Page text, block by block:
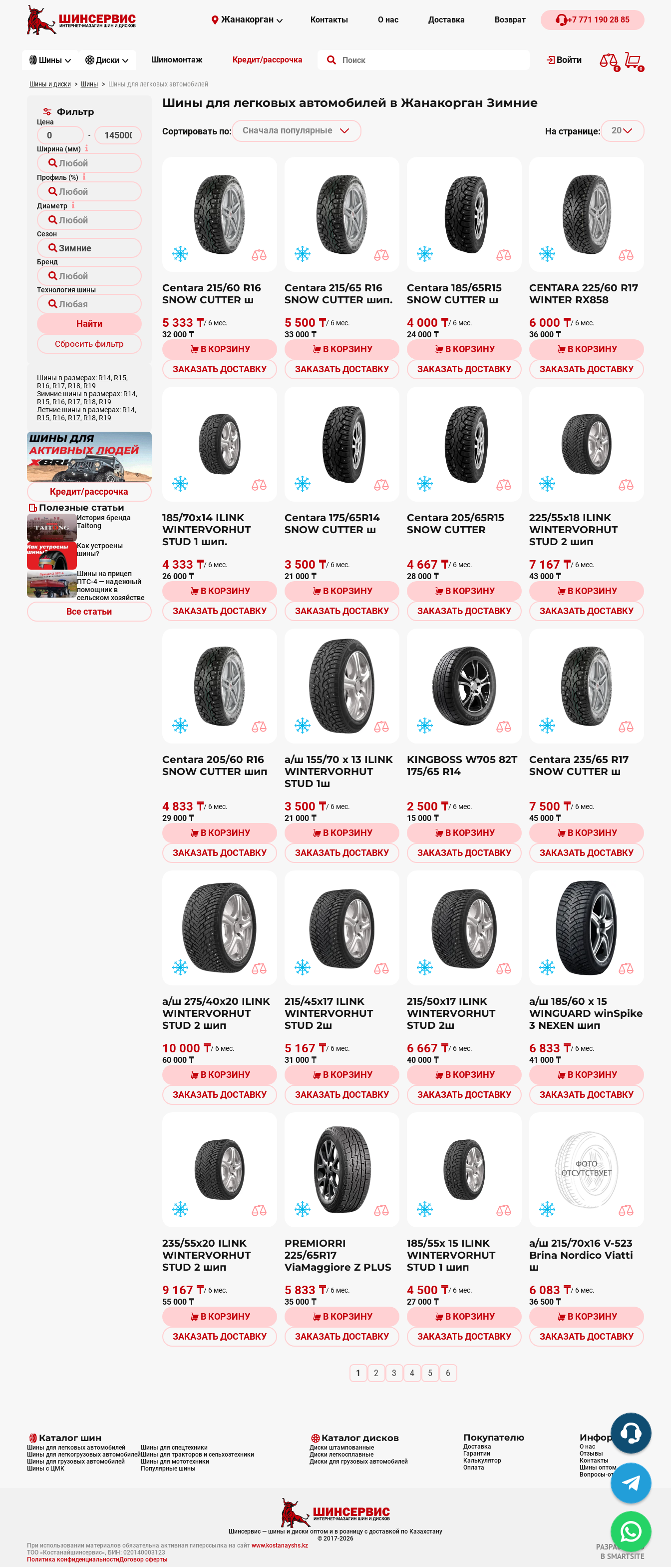
Жанакорган Контакты О нас Доставка Возврат +7 771 190 28 85
Шины Диски Шиномонтаж Кредит/рассрочка Войти
0 0
Шины и диски Шины Шины для легковых автомобилей
Фильтр
Цена
-
Ширина (мм)
Профиль (%)
Диаметр
Сезон
Бренд
Технология шины
Найти
Сбросить фильтр
Шины в размерах: R14, R15,
R16, R17, R18, R19
Зимние шины в размерах: R14,
R15, R16, R17, R18, R19
Летние шины в размерах: R14,
R15, R16, R17, R18, R19
Кредит/рассрочка
Полезные статьи
История бренда
Taitong
Как устроены
шины?
Шины на прицеп
ПТС-4 — надежный
помощник в
сельском хозяйстве
Все статьи
Шины для легковых автомобилей в Жанакорган Зимние
Сортировать по: Сначала популярные На странице: 20
Centara 215/60 R16
SNOW CUTTER ш
5 333 ₸/ 6 мес.
32 000 ₸
В КОРЗИНУ
ЗАКАЗАТЬ ДОСТАВКУ
Centara 215/65 R16
SNOW CUTTER шип.
5 500 ₸/ 6 мес.
33 000 ₸
В КОРЗИНУ
ЗАКАЗАТЬ ДОСТАВКУ
Centara 185/65R15
SNOW CUTTER ш
4 000 ₸/ 6 мес.
24 000 ₸
В КОРЗИНУ
ЗАКАЗАТЬ ДОСТАВКУ
CENTARA 225/60 R17
WINTER RX858
6 000 ₸/ 6 мес.
36 000 ₸
В КОРЗИНУ
ЗАКАЗАТЬ ДОСТАВКУ
185/70х14 ILINK
WINTERVORHUT
STUD 1 шип.
4 333 ₸/ 6 мес.
26 000 ₸
В КОРЗИНУ
ЗАКАЗАТЬ ДОСТАВКУ
Centara 175/65R14
SNOW CUTTER ш
3 500 ₸/ 6 мес.
21 000 ₸
В КОРЗИНУ
ЗАКАЗАТЬ ДОСТАВКУ
Centara 205/65R15
SNOW CUTTER
4 667 ₸/ 6 мес.
28 000 ₸
В КОРЗИНУ
ЗАКАЗАТЬ ДОСТАВКУ
225/55х18 ILINK
WINTERVORHUT
STUD 2 шип
7 167 ₸/ 6 мес.
43 000 ₸
В КОРЗИНУ
ЗАКАЗАТЬ ДОСТАВКУ
Centara 205/60 R16
SNOW CUTTER шип
4 833 ₸/ 6 мес.
29 000 ₸
В КОРЗИНУ
ЗАКАЗАТЬ ДОСТАВКУ
а/ш 155/70 х 13 ILINK
WINTERVORHUT
STUD 1ш
3 500 ₸/ 6 мес.
21 000 ₸
В КОРЗИНУ
ЗАКАЗАТЬ ДОСТАВКУ
KINGBOSS W705 82T
175/65 R14
2 500 ₸/ 6 мес.
15 000 ₸
В КОРЗИНУ
ЗАКАЗАТЬ ДОСТАВКУ
Centara 235/65 R17
SNOW CUTTER ш
7 500 ₸/ 6 мес.
45 000 ₸
В КОРЗИНУ
ЗАКАЗАТЬ ДОСТАВКУ
а/ш 275/40х20 ILINK
WINTERVORHUT
STUD 2 шип
10 000 ₸/ 6 мес.
60 000 ₸
В КОРЗИНУ
ЗАКАЗАТЬ ДОСТАВКУ
215/45х17 ILINK
WINTERVORHUT
STUD 2ш
5 167 ₸/ 6 мес.
31 000 ₸
В КОРЗИНУ
ЗАКАЗАТЬ ДОСТАВКУ
215/50х17 ILINK
WINTERVORHUT
STUD 2ш
6 667 ₸/ 6 мес.
40 000 ₸
В КОРЗИНУ
ЗАКАЗАТЬ ДОСТАВКУ
а/ш 185/60 х 15
WINGUARD winSpike
3 NEXEN шип
6 833 ₸/ 6 мес.
41 000 ₸
В КОРЗИНУ
ЗАКАЗАТЬ ДОСТАВКУ
235/55х20 ILINK
WINTERVORHUT
STUD 2 шип
9 167 ₸/ 6 мес.
55 000 ₸
В КОРЗИНУ
ЗАКАЗАТЬ ДОСТАВКУ
PREMIORRI
225/65R17
ViaMaggiоre Z PLUS
5 833 ₸/ 6 мес.
35 000 ₸
В КОРЗИНУ
ЗАКАЗАТЬ ДОСТАВКУ
185/55х 15 ILINK
WINTERVORHUT
STUD 1 шип
4 500 ₸/ 6 мес.
27 000 ₸
В КОРЗИНУ
ЗАКАЗАТЬ ДОСТАВКУ
а/ш 215/70х16 V-523
Brina Nordico Viatti
ш
6 083 ₸/ 6 мес.
36 500 ₸
В КОРЗИНУ
ЗАКАЗАТЬ ДОСТАВКУ
1 2 3 4 5 6
Каталог шин
Шины для легковых автомобилей
Шины для легкогрузовых автомобилей
Шины для грузовых автомобилей
Шины с ЦМК
Шины для спецтехники
Шины для тракторов и сельхозтехники
Шины для мототехники
Популярные шины
Каталог дисков
Диски штампованные
Диски легкосплавные
Диски для грузовых автомобилей
Покупателю
Доставка
Гарантии
Калькулятор
Оплата
Информация
О нас
Отзывы
Контакты
Шины оптом
Вопросы-ответы
Шинсервис — шины и диски оптом и в розницу с доставкой по Казахстану
© 2017-2026
При использовании материалов обязательна активная гиперссылка на сайт www.kostanayshs.kz
ТОО «Костанайшинсервис», БИН: 020140003123
Политика конфиденциальностиДоговор оферты
РАЗРАБОТАНО
В SMARTSITE